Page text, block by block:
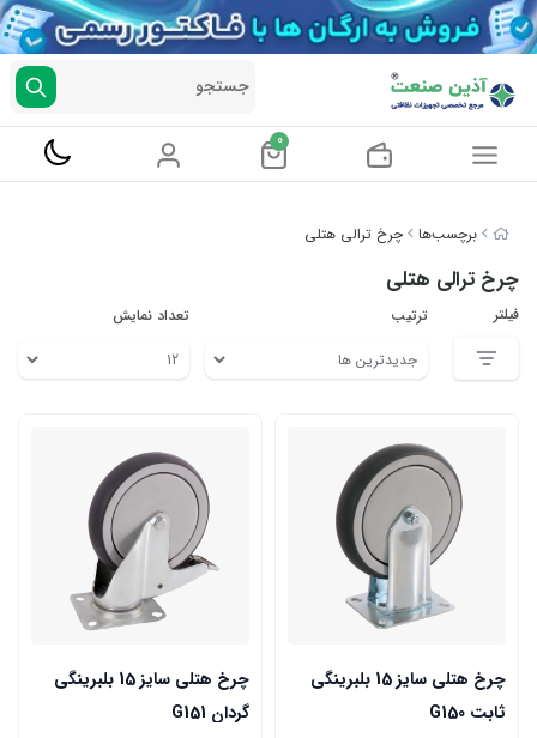
برچسب‌ها چرخ ترالی هتلی
چرخ ترالی هتلی
فیلتر ترتیب تعداد نمایش
چرخ هتلی سایز 15 بلبرینگی
ثابت G150
چرخ هتلی سایز 15 بلبرینگی
گردان G151
جستجو
0